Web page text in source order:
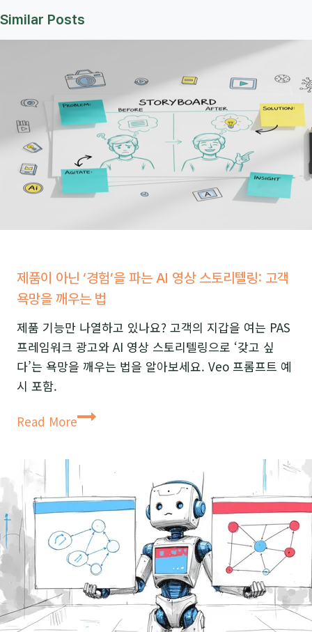
Similar Posts
제품이 아닌 ‘경험’을 파는 AI 영상 스토리텔링: 고객
욕망을 깨우는 법
제품 기능만 나열하고 있나요? 고객의 지갑을 여는 PAS
프레임워크 광고와 AI 영상 스토리텔링으로 ‘갖고 싶
다’는 욕망을 깨우는 법을 알아보세요. Veo 프롬프트 예
시 포함.
Read More제
아
닌
‘경
험’을
파
는
AI
영